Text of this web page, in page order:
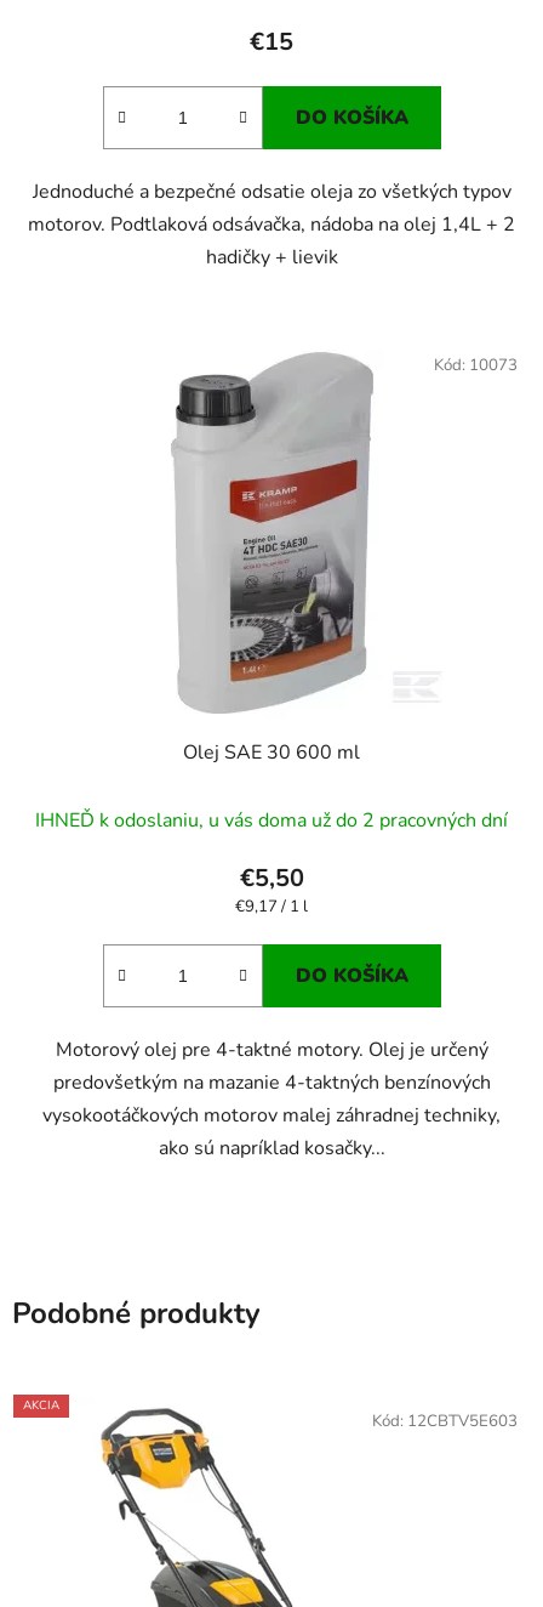
€15
DO KOŠÍKA
Jednoduché a bezpečné odsatie oleja zo všetkých typov
motorov. Podtlaková odsávačka, nádoba na olej 1,4L + 2
hadičky + lievik
Olej SAE 30 600 ml
IHNEĎ k odoslaniu, u vás doma už do 2 pracovných dní
€5,50
Jednotková
€9,17 / 1 l
DO KOŠÍKA
Motorový olej pre 4-taktné motory. Olej je určený
predovšetkým na mazanie 4-taktných benzínových
vysokootáčkových motorov malej záhradnej techniky,
ako sú napríklad kosačky...
Kód: 10073
Podobné produkty
AKCIA
Kód: 12CBTV5E603